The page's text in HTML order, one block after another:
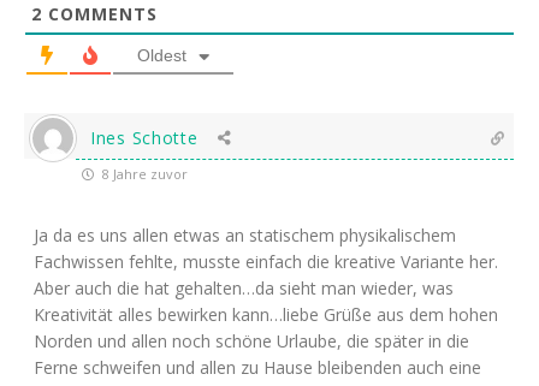
2 COMMENTS
Oldest
Ines Schotte
8 Jahre zuvor
Ja da es uns allen etwas an statischem physikalischem
Fachwissen fehlte, musste einfach die kreative Variante her.
Aber auch die hat gehalten…da sieht man wieder, was
Kreativität alles bewirken kann…liebe Grüße aus dem hohen
Norden und allen noch schöne Urlaube, die später in die
Ferne schweifen und allen zu Hause bleibenden auch eine